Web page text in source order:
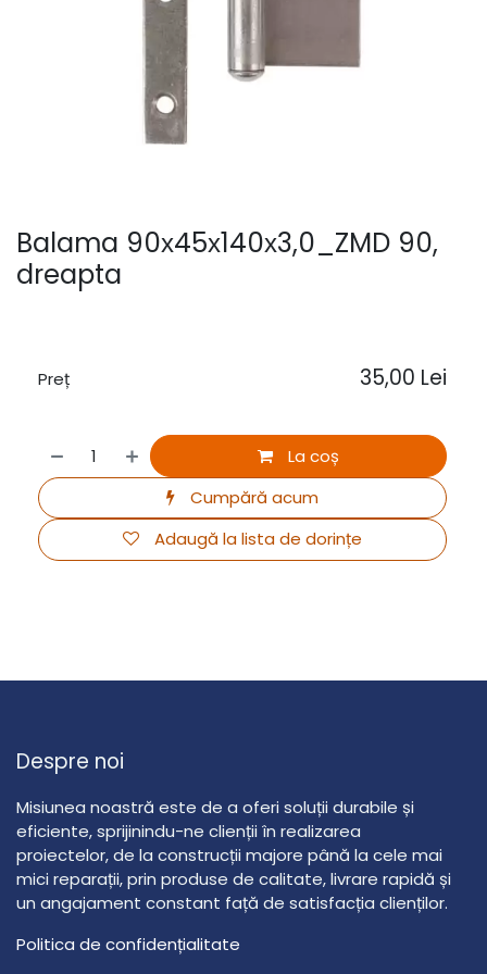
Balama 90х45х140х3,0_ZMD 90,
dreapta
La coș
Cumpără acum
Adaugă la lista de dorințe
Preț 35,00 Lei
Despre noi
Misiunea noastră este de a oferi soluții durabile și
eficiente, sprijinindu-ne clienții în realizarea
proiectelor, de la construcții majore până la cele mai
mici reparații, prin produse de calitate, livrare rapidă și
un angajament constant față de satisfacția clienților.
Politica de confidențialitate